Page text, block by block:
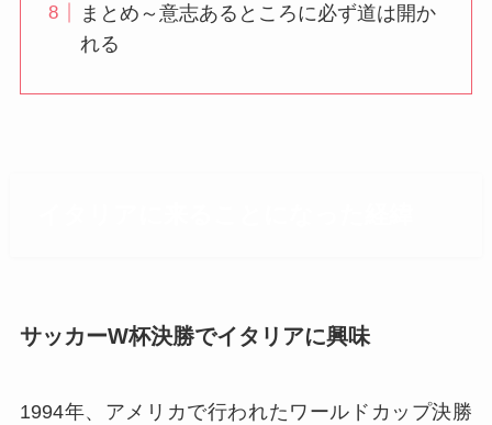
まとめ～意志あるところに必ず道は開か
れる
サッカーW杯決勝でイタリアに興味
1994年、アメリカで行われたワールドカップ決勝